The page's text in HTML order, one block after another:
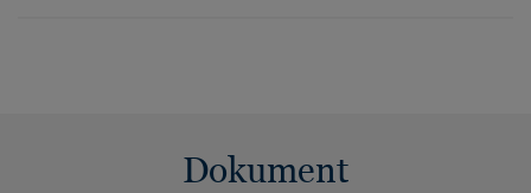
Dokument